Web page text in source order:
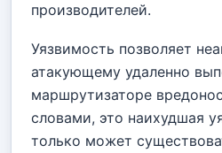
производителей.
Уязвимость позволяет
атакующему удаленно
маршрутизаторе
словами, это наихудшая
только может